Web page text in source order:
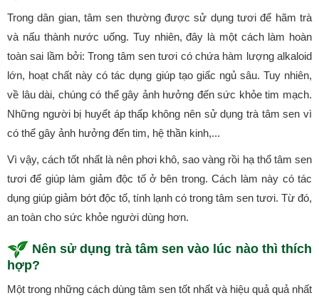
Trong dân gian, tâm sen thường được sử dụng tươi để hãm trà
và nấu thành nước uống. Tuy nhiên, đây là một cách làm hoàn
toàn sai lầm bởi: Trong tâm sen tươi có chứa hàm lượng alkaloid
lớn, hoạt chất này có tác dụng giúp tạo giấc ngủ sâu. Tuy nhiên,
về lâu dài, chúng có thể gây ảnh hưởng đến sức khỏe tim mạch.
Những người bị huyết áp thấp không nên sử dụng trà tâm sen vì
có thể gây ảnh hưởng đến tim, hệ thần kinh,...
Vì vậy, cách tốt nhất là nên phơi khô, sao vàng rồi hạ thổ tâm sen
tươi để giúp làm giảm độc tố ở bên trong. Cách làm này có tác
dụng giúp giảm bớt độc tố, tính lạnh có trong tâm sen tươi. Từ đó,
an toàn cho sức khỏe người dùng hơn.
Nên sử dụng trà tâm sen vào lúc nào thì thích
hợp?
Một trong những cách dùng tâm sen tốt nhất và hiệu quả quả nhất